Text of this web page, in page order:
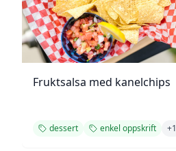
Fruktsalsa med kanelchips
dessert enkel oppskrift +1